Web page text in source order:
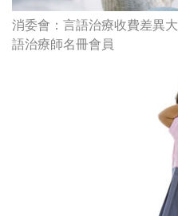
消委會：言語治療收費差異
語治療師名冊會員